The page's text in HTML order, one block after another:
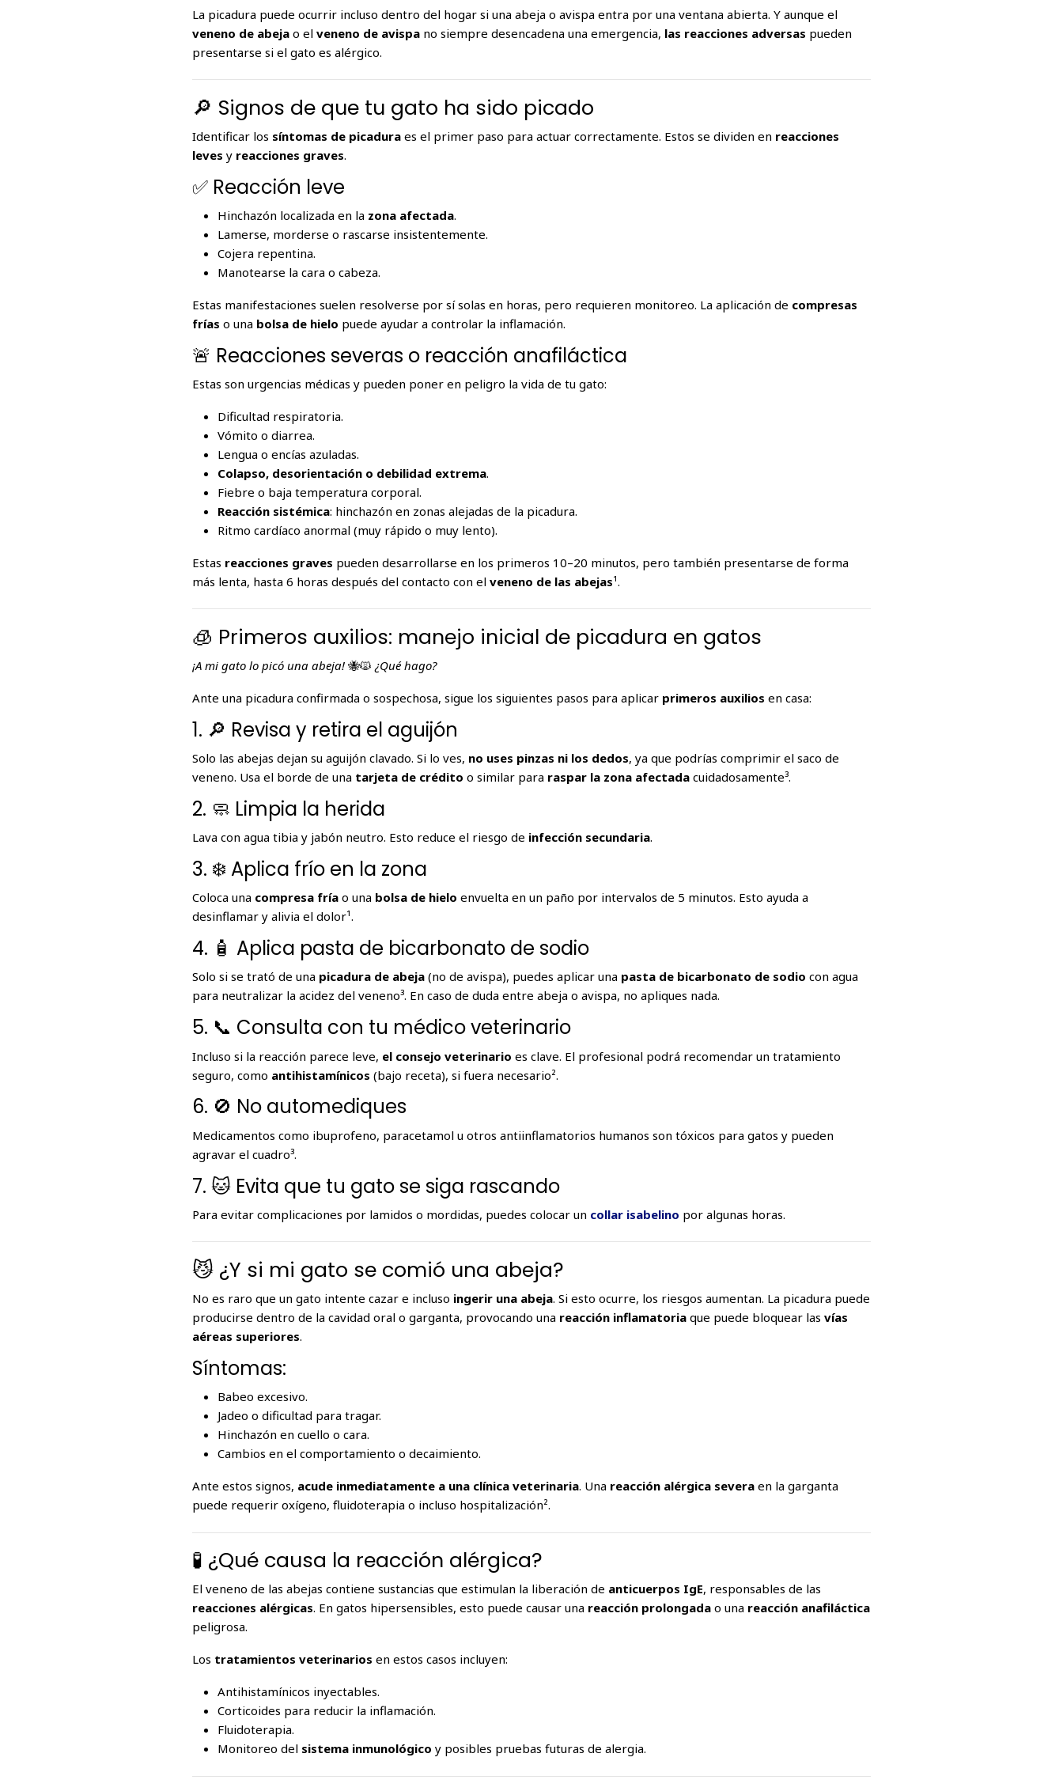
La picadura puede ocurrir incluso dentro del hogar si una abeja o avispa entra por una ventana abierta. Y aunque el
veneno de abeja o elveneno de avispa no siempre desencadena una emergencia, las reacciones adversas pueden
presentarse si el gato es alérgico.
🔎 Signos de que tu gato ha sido picado
Identificar los síntomas de picadura es el primer paso para actuar correctamente. Estos se dividen en reacciones
leves y reacciones graves.
✅ Reacción leve
Hinchazón localizada en la zona afectada.
Lamerse, morderse o rascarse insistentemente.
Cojera repentina.
Manotearse la cara o cabeza.
Estas manifestaciones suelen resolverse por sí solas en horas, pero requieren monitoreo. La aplicación de compresas
frías o una bolsa de hielo puede ayudar a controlar la inflamación.
🚨 Reacciones severas o reacción anafiláctica
Estas son urgencias médicas y pueden poner en peligro la vida de tu gato:
Dificultad respiratoria.
Vómito o diarrea.
Lengua o encías azuladas.
Colapso, desorientación o debilidad extrema.
Fiebre o baja temperatura corporal.
Reacción sistémica: hinchazón en zonas alejadas de la picadura.
Ritmo cardíaco anormal (muy rápido o muy lento).
Estas reacciones graves pueden desarrollarse en los primeros 10–20 minutos, pero también presentarse de forma
más lenta, hasta 6 horas después del contacto con elveneno de las abejas¹.
🧊 Primeros auxilios: manejo inicial de picadura en gatos
¡A mi gato lo picó una abeja!🐝🙀 ¿Qué hago?
Ante una picadura confirmada o sospechosa, sigue los siguientes pasos para aplicar primeros auxilios en casa:
1. 🔎 Revisa y retira el aguijón
Solo las abejas dejan su aguijón clavado. Si lo ves, no uses pinzas ni los dedos, ya que podrías comprimir el saco de
veneno. Usa el borde de una tarjeta de crédito o similar para raspar la zona afectada cuidadosamente³.
2. 🧼 Limpia la herida
Lava con agua tibia y jabón neutro. Esto reduce el riesgo de infección secundaria.
3. ❄️ Aplica frío en la zona
Coloca una compresa fría o una bolsa de hielo envuelta en un paño por intervalos de 5 minutos. Esto ayuda a
desinflamar y alivia el dolor¹.
4. 🧴 Aplica pasta de bicarbonato de sodio
Solo si se trató de una picadura de abeja (no de avispa), puedes aplicar una pasta de bicarbonato de sodio con agua
para neutralizar la acidez del veneno³. En caso de duda entre abeja o avispa, no apliques nada.
5. 📞 Consulta con tu médico veterinario
Incluso si la reacción parece leve, el consejo veterinario es clave. El profesional podrá recomendar un tratamiento
seguro, como antihistamínicos (bajo receta), si fuera necesario².
6. 🚫 No automediques
Medicamentos como ibuprofeno, paracetamol u otros antiinflamatorios humanos son tóxicos para gatos y pueden
agravar el cuadro³.
7. 🐱 Evita que tu gato se siga rascando
Para evitar complicaciones por lamidos o mordidas, puedes colocar un collar isabelino por algunas horas.
😼 ¿Y si mi gato se comió una abeja?
No es raro que un gato intente cazar e incluso ingerir una abeja. Si esto ocurre, los riesgos aumentan. La picadura puede
producirse dentro de la cavidad oral o garganta, provocando una reacción inflamatoria que puede bloquear lasvías
aéreas superiores.
Síntomas:
Babeo excesivo.
Jadeo o dificultad para tragar.
Hinchazón en cuello o cara.
Cambios en el comportamiento o decaimiento.
Ante estos signos, acude inmediatamente a una clínica veterinaria. Una reacción alérgica severa en la garganta
puede requerir oxígeno, fluidoterapia o incluso hospitalización².
🧪 ¿Qué causa la reacción alérgica?
El veneno de las abejas contiene sustancias que estimulan la liberación de anticuerpos IgE, responsables de las
reacciones alérgicas. En gatos hipersensibles, esto puede causar una reacción prolongada o una reacción anafiláctica
peligrosa.
Los tratamientos veterinarios en estos casos incluyen:
Antihistamínicos inyectables.
Corticoides para reducir la inflamación.
Fluidoterapia.
Monitoreo del sistema inmunológico y posibles pruebas futuras de alergia.